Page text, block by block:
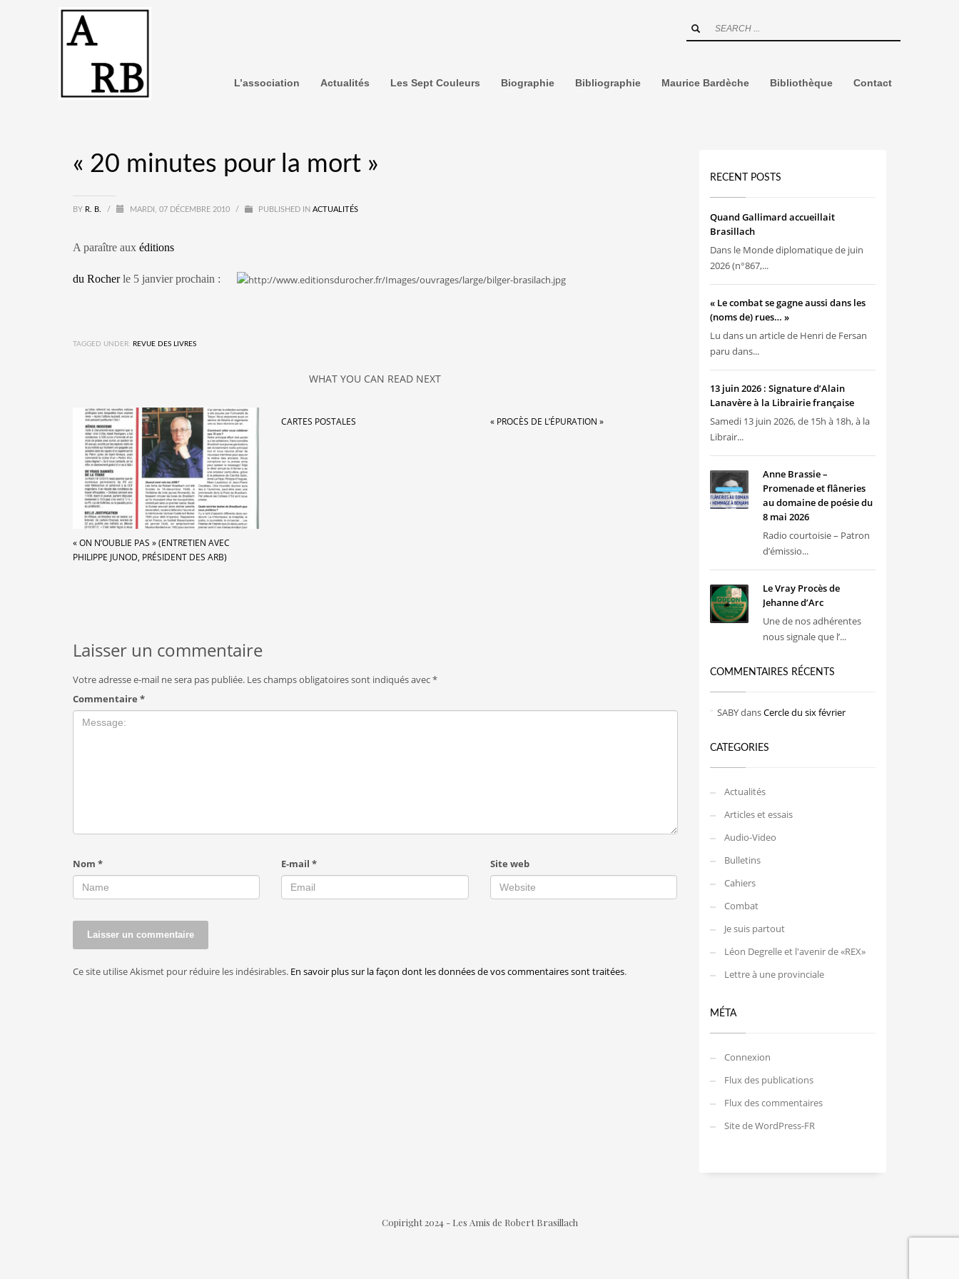
L’association Actualités Les Sept Couleurs Biographie Bibliographie Maurice Bardèche Bibliothèque Contact
« 20 minutes pour la mort »
BY R. B. / MARDI, 07 DÉCEMBRE 2010 / PUBLISHED IN ACTUALITÉS
A paraître aux éditions
du Rocherle 5 janvier prochain :
TAGGED UNDER: REVUE DES LIVRES
WHAT YOU CAN READ NEXT
« ON N’OUBLIE PAS » (ENTRETIEN AVEC
PHILIPPE JUNOD, PRÉSIDENT DES ARB)
CARTES POSTALES « PROCÈS DE L’ÉPURATION »
Laisser un commentaire
Votre adresse e-mail ne sera pas publiée. Les champs obligatoires sont indiqués avec*
Commentaire *
Nom * E-mail* Site web
Ce site utilise Akismet pour réduire les indésirables. En savoir plus sur la façon dont les données de vos commentaires sont traitées.
RECENT POSTS
Quand Gallimard accueillait
Brasillach
Dans le Monde diplomatique de juin
2026 (n°867,...
« Le combat se gagne aussi dans les
(noms de) rues… »
Lu dans un article de Henri de Fersan
paru dans...
13 juin 2026 : Signature d’Alain
Lanavère à la Librairie française
Samedi 13 juin 2026, de 15h à 18h, à la
Librair...
Anne Brassie –
Promenade et flâneries
au domaine de poésie du
8 mai 2026
Radio courtoisie – Patron
d’émissio...
Le Vray Procès de
Jehanne d’Arc
Une de nos adhérentes
nous signale que l’...
COMMENTAIRES RÉCENTS
SABYdansCercle du six février
CATEGORIES
Actualités
Articles et essais
Audio-Video
Bulletins
Cahiers
Combat
Je suis partout
Léon Degrelle et l'avenir de «REX»
Lettre à une provinciale
MÉTA
Connexion
Flux des publications
Flux des commentaires
Site de WordPress-FR
Copiright 2024 - Les Amis de Robert Brasillach